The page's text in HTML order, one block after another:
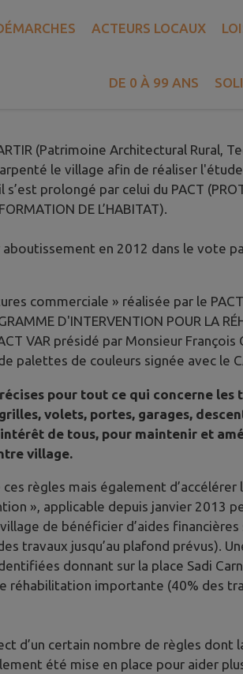
ACTEURS LOCAUX
DE 0 À 99 ANS
(Patrimoine Architectural Rural,
le village afin de réaliser
prolongé par celui du PACT
DE L’HABITAT).
en 2012 dans le vote
commerciale » réalisée par le PACT
D'INTERVENTION POUR LA
VAR présidé par Monsieur François
palettes de couleurs signée avec le
pour tout ce qui concerne les
volets, portes, garages,
de tous, pour maintenir et
village.
règles mais également d’accélérer
», applicable depuis janvier 2013
de bénéficier d’aides
travaux jusqu’au plafond prévus).
donnant sur la place Sadi
réhabilitation importante (40% des
d’un certain nombre de règles dont
été mise en place pour aider